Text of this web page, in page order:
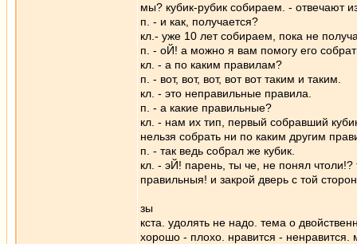
мы? кубик-рубик собираем. - отвечают
п. - и как, получается?
кл.- уже 10 лет собираем, пока не
п. - оЙ! а можно я вам помогу его
кл. - а по каким правилам?
п. - вот, вот, вот, вот вот таким и таким.
кл. - это неправильные правила.
п. - а какие правильные?
кл. - нам их тип, первый собравший
нельзя собрать ни по каким другим
п. - так ведь собрал же кубик.
кл. - эЙ! парень, ты че, не понял
правильныя! и закрой дверь с той
зы
кста. удолять не надо. тема о
хорошо - плохо. нравится - ненравится.